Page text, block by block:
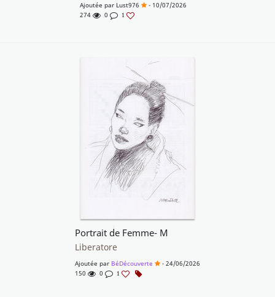
Ajoutée par Lust976
- 10/07/2026
274
0 1
Portrait de Femme- M
Liberatore
Ajoutée par BéDécouverte
- 24/06/2026
150
0 1